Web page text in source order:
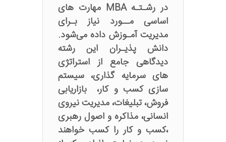
در رشـتـه MBA مهارت های
اساسی مــورد نیاز بـرای
مدیریت آمـوزش داده می‌شود.
دانش پذیـران این رشته
دیدگاهی جامع از استراتژی
های سرمایه گذاری، سیستم
سازی کسب و کار، بازاریابی
فروش، تبلیغات، مدیریت نیروی
انسانی، مذاکره و اصول رهبری
،کسب و کار را کسب خواهند